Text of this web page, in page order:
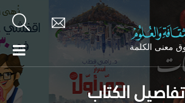
تفاصيل الكتاب